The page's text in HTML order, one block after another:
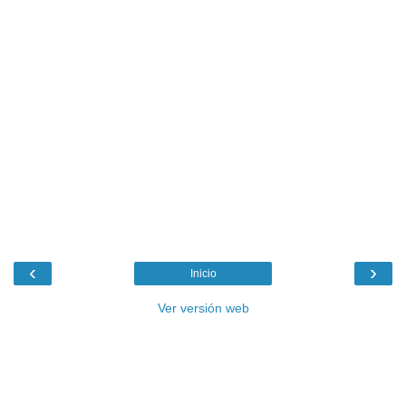
‹ ›
Inicio
Ver versión web